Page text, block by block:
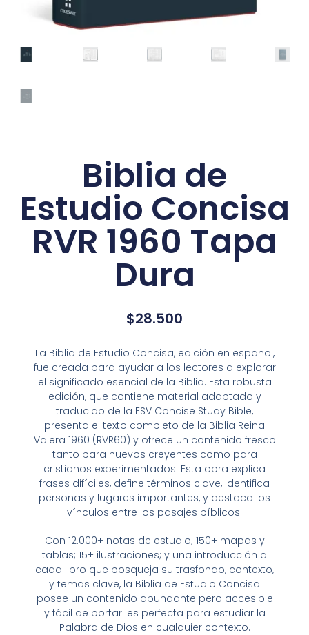
Biblia de
Estudio Concisa
RVR 1960 Tapa
Dura
$28.500
La Biblia de Estudio Concisa,edición en español,
fue creada para ayudar a los lectores a explorar
el significado esencial de la Biblia. Esta robusta
edición, que contiene material adaptado y
traducido de la ESV Concise Study Bible,
presenta el texto completo de la Biblia Reina
Valera 1960 (RVR60) y ofrece un contenido fresco
tanto para nuevos creyentes como para
cristianos experimentados. Esta obra explica
frases difíciles, define términos clave, identifica
personas y lugares importantes, y destaca los
vínculos entre los pasajes bíblicos.
Con 12.000+ notas de estudio; 150+ mapas y
tablas; 15+ ilustraciones; y una introducción a
cada libro que bosqueja su trasfondo, contexto,
y temas clave, la Biblia de Estudio Concisa
posee un contenido abundante pero accesible
y fácil de portar: es perfecta para estudiar la
Palabra de Dios en cualquier contexto.